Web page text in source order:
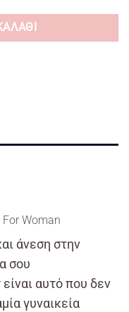
Woman
άνεση στην
σου
αυτό που δεν
γυναικεία